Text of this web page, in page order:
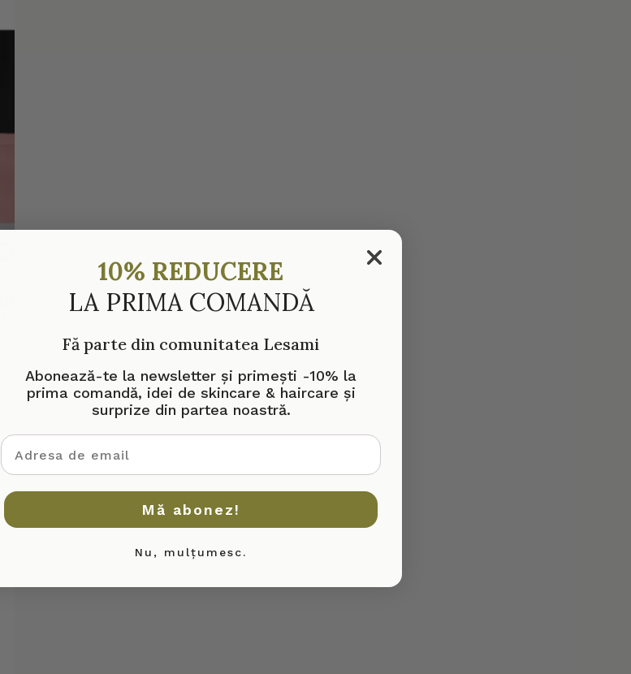
10% REDUCERE
LA PRIMA COMANDĂ
Fă parte din comunitatea Lesami
Abonează-te la newsletter și primești -10% la
prima comandă, idei de skincare & haircare și
surprize din partea noastră.
adresa de email
Mă abonez!
Nu, mulțumesc.